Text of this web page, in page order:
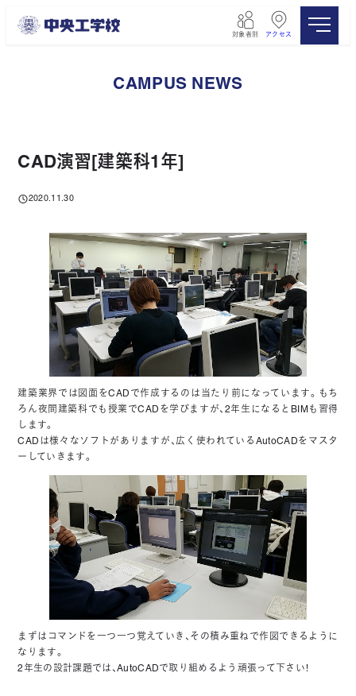
対象者別 アクセス
CAMPUS NEWS
CAD演習[建築科1年]
投稿日
2020.11.30
建築業界では図面をCADで作成するのは当たり前になっています。もち
ろん夜間建築科でも授業でCADを学びますが、2年生になるとBIMも習得
します。
CADは様々なソフトがありますが、広く使われているAutoCADをマスタ
ーしていきます。
まずはコマンドを一つ一つ覚えていき、その積み重ねで作図できるように
なります。
2年生の設計課題では、AutoCADで取り組めるよう頑張って下さい！